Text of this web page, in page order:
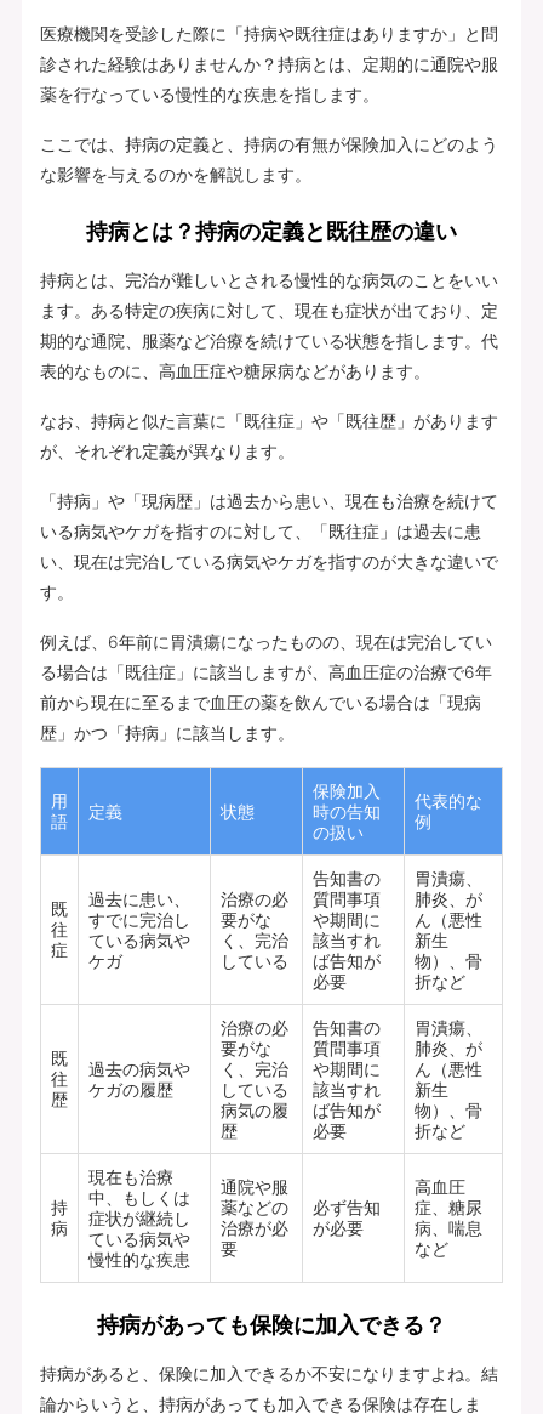
医療機関を受診した際に「持病や既往症はありますか」と問
診された経験はありませんか？持病とは、定期的に通院や服
薬を行なっている慢性的な疾患を指します。
ここでは、持病の定義と、持病の有無が保険加入にどのよう
な影響を与えるのかを解説します。
持病とは？持病の定義と既往歴の違い
持病とは、完治が難しいとされる慢性的な病気のことをいい
ます。ある特定の疾病に対して、現在も症状が出ており、定
期的な通院、服薬など治療を続けている状態を指します。代
表的なものに、高血圧症や糖尿病などがあります。
なお、持病と似た言葉に「既往症」や「既往歴」があります
が、それぞれ定義が異なります。
「持病」や「現病歴」は過去から患い、現在も治療を続けて
いる病気やケガを指すのに対して、「既往症」は過去に患
い、現在は完治している病気やケガを指すのが大きな違いで
す。
例えば、6年前に胃潰瘍になったものの、現在は完治してい
る場合は「既往症」に該当しますが、高血圧症の治療で6年
前から現在に至るまで血圧の薬を飲んでいる場合は「現病
歴」かつ「持病」に該当します。
用
語
定義 状態
保険加入
時の告知
の扱い
代表的な
例
既
往
症
過去に患い、
すでに完治し
ている病気や
ケガ
治療の必
要がな
く、完治
している
告知書の
質問事項
や期間に
該当すれ
ば告知が
必要
胃潰瘍、
肺炎、が
ん（悪性
新生
物）、骨
折など
既
往
歴
過去の病気や
ケガの履歴
治療の必
要がな
く、完治
している
病気の履
歴
告知書の
質問事項
や期間に
該当すれ
ば告知が
必要
胃潰瘍、
肺炎、が
ん（悪性
新生
物）、骨
折など
持
病
現在も治療
中、もしくは
症状が継続し
ている病気や
慢性的な疾患
通院や服
薬などの
治療が必
要
必ず告知
が必要
高血圧
症、糖尿
病、喘息
など
持病があっても保険に加入できる？
持病があると、保険に加入できるか不安になりますよね。結
論からいうと、持病があっても加入できる保険は存在しま